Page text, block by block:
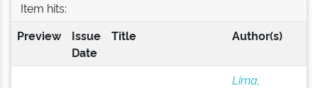
Item hits:
Preview
Issue
Date
Title Author(s)
Lima,